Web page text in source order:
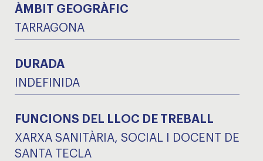
ÀMBIT GEOGRÀFIC
TARRAGONA
DURADA
INDEFINIDA
FUNCIONS DEL LLOC DE TREBALL
XARXA SANITÀRIA, SOCIAL I DOCENT DE
SANTA TECLA